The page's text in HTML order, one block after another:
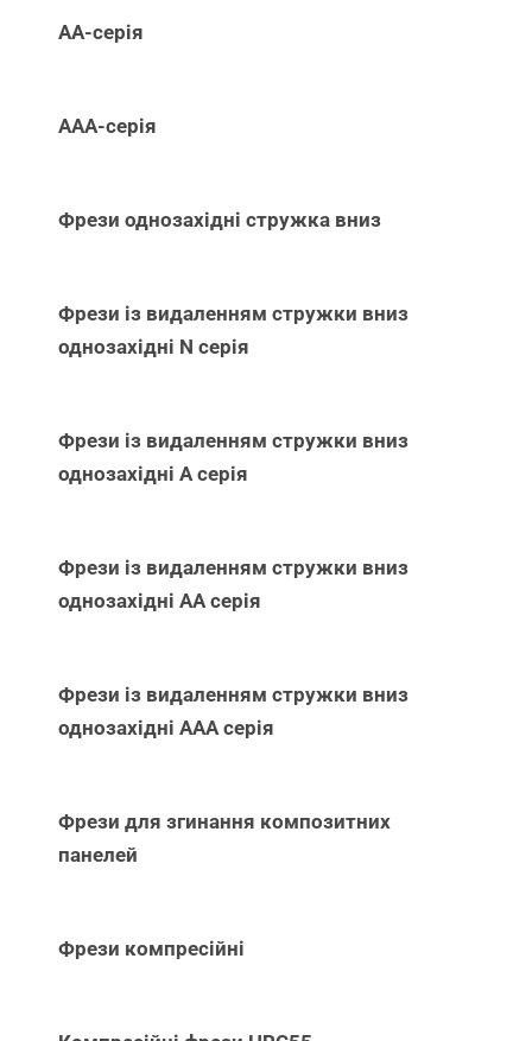
АА-серія
ААА-серія
Фрези однозахідні стружка вниз
Фрези із видаленням стружки вниз
однозахідні N серія
Фрези із видаленням стружки вниз
однозахідні А серія
Фрези із видаленням стружки вниз
однозахідні АА серія
Фрези із видаленням стружки вниз
однозахідні ААА серія
Фрези для згинання композитних
панелей
Фрези компресійні